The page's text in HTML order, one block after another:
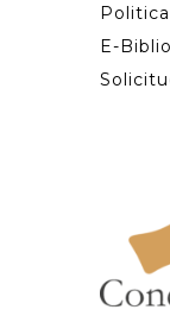
E-